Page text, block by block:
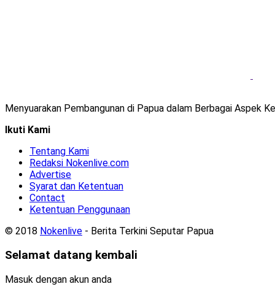
Menyuarakan Pembangunan di Papua dalam Berbagai Aspek
Ikuti Kami
Tentang Kami
Redaksi Nokenlive.com
Advertise
Syarat dan Ketentuan
Contact
Ketentuan Penggunaan
© 2018 Nokenlive - Berita Terkini Seputar Papua
Selamat datang kembali
Masuk dengan akun anda